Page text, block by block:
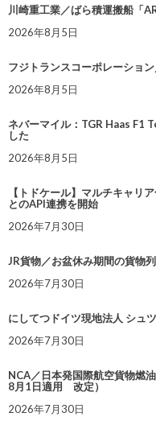
川崎重工業／ばら積運搬船「
2026年8月5日
フジトランスコーポレーショ
2026年8月5日
ネバーマイル：TGR Haas F1
した
2026年8月5日
【トドケール】マルチキャリ
とのAPI連携を開始
2026年7月30日
JR貨物／お盆休み期間の貨物
2026年7月30日
にしてつドイツ現地法人 シュ
2026年7月30日
NCA／日本発国際航空貨物燃
8月1日適用 改定）
2026年7月30日